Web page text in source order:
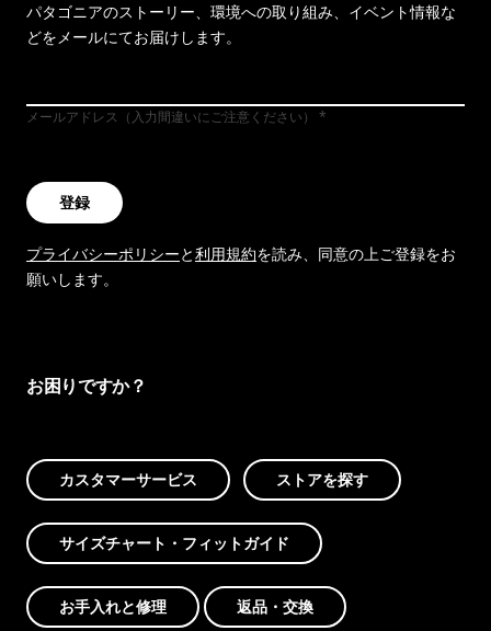
パタゴニアのストーリー、環境への取り組み、イベント情報な
どをメールにてお届けします。
メールアドレス（入力間違いにご注意ください）
登録
プライバシーポリシーと利用規約を読み、同意の上ご登録をお
願いします。
お困りですか？
カスタマーサービス ストアを探す
サイズチャート・フィットガイド
お手入れと修理 返品・交換